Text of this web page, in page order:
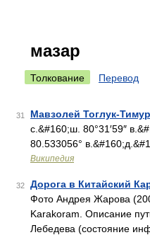
мазар
Толкование Перевод
31 Мавзолей Тоглук-
с.&#160;ш. 80°31′59″
80.533056°
Википедия
32 Дорога в Китайский
Фото Андрея Жарова
Karakoram. Описание
Лебедева (состояние